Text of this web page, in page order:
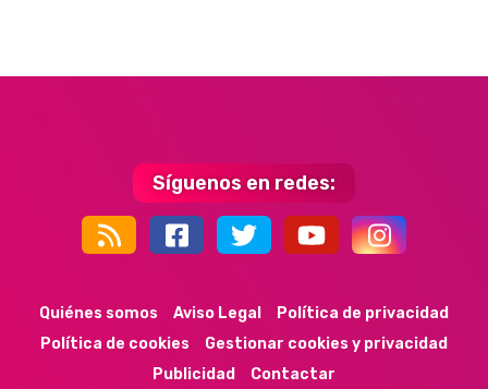
Síguenos en redes:
Quiénes somos Aviso Legal
Política de privacidad
Política de cookies
Gestionar cookies y privacidad
Publicidad
Contactar